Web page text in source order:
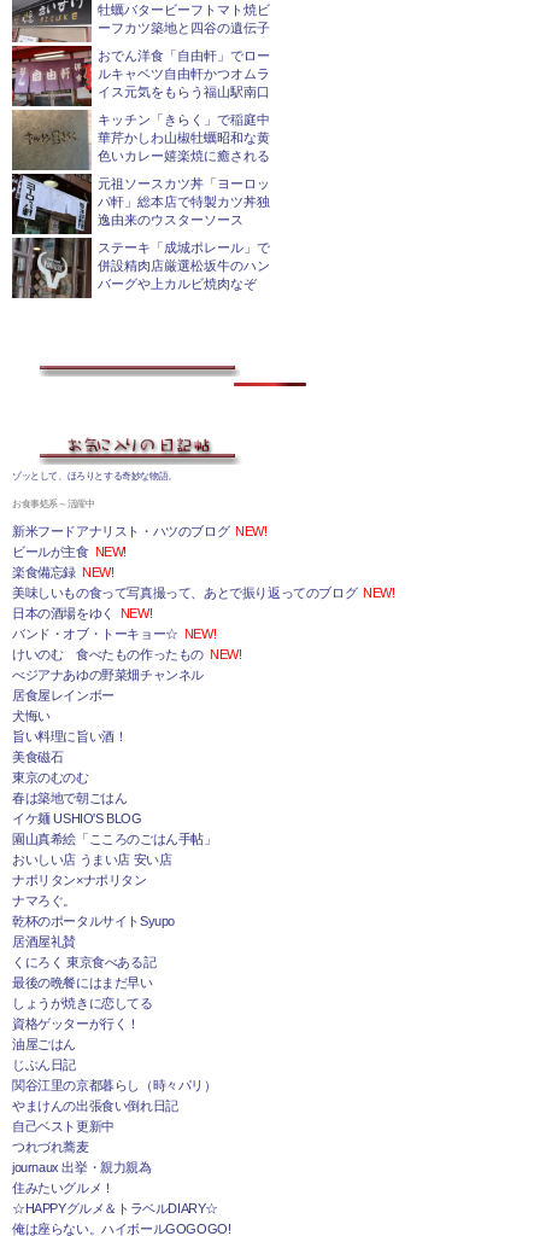
牡蠣バタービーフトマト焼ビ
ーフカツ築地と四谷の遺伝子
おでん洋食「自由軒」でロー
ルキャベツ自由軒かつオムラ
イス元気をもらう福山駅南口
キッチン「きらく」で稲庭中
華芹かしわ山椒牡蠣昭和な黄
色いカレー嬉楽焼に癒される
元祖ソースカツ丼「ヨーロッ
パ軒」総本店で特製カツ丼独
逸由来のウスターソース
ステーキ「成城ポレール」で
併設精肉店厳選松坂牛のハン
バーグや上カルビ焼肉なぞ
ゾッとして、ほろりとする奇妙な物語。
お食事処系～活躍中
新米フードアナリスト・ハツのブログ NEW!
ビールが主食 NEW!
楽食備忘録 NEW!
美味しいもの食って写真撮って、あとで振り返ってのブログ NEW!
日本の酒場をゆく
NEW!
バンド・オブ・トーキョー☆ NEW!
けいのむ 食べたもの作ったもの NEW!
べジアナあゆの野菜畑チャンネル
居食屋レインボー
犬悔い
旨い料理に旨い酒！
美食磁石
東京のむのむ
春は築地で朝ごはん
イケ麺 USHIO'S BLOG
園山真希絵「こころのごはん手帖」
おいしい店 うまい店 安い店
ナポリタン×ナポリタン
ナマろぐ。
乾杯のポータルサイトSyupo
居酒屋礼賛
くにろく 東京食べある記
最後の晩餐にはまだ早い
しょうが焼きに恋してる
資格ゲッターが行く！
油屋ごはん
じぶん日記
関谷江里の京都暮らし（時々パリ）
やまけんの出張食い倒れ日記
自己ベスト更新中
つれづれ蕎麦
journaux 出挙・親力親為
住みたいグルメ！
☆HAPPYグルメ＆トラベルDIARY☆
俺は座らない。ハイボールGOGOGO!